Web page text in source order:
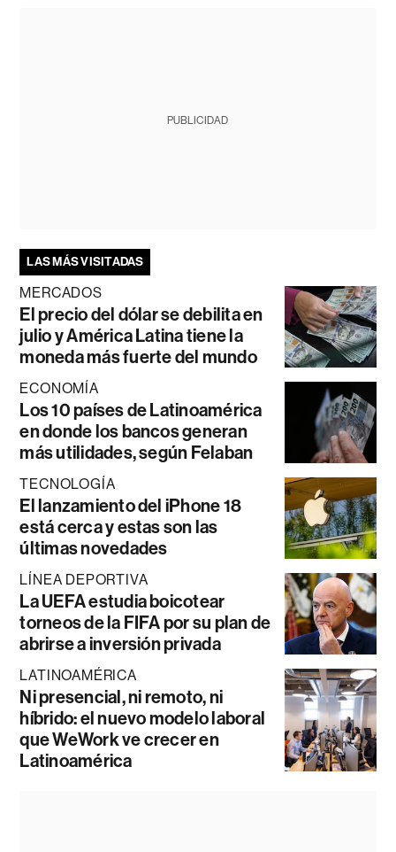
PUBLICIDAD
LAS MÁS VISITADAS
MERCADOS
El precio del dólar se debilita en
julio y América Latina tiene la
moneda más fuerte del mundo
ECONOMÍA
Los 10 países de Latinoamérica
en donde los bancos generan
más utilidades, según Felaban
TECNOLOGÍA
El lanzamiento del iPhone 18
está cerca y estas son las
últimas novedades
LÍNEA DEPORTIVA
La UEFA estudia boicotear
torneos de la FIFA por su plan de
abrirse a inversión privada
LATINOAMÉRICA
Ni presencial, ni remoto, ni
híbrido: el nuevo modelo laboral
que WeWork ve crecer en
Latinoamérica